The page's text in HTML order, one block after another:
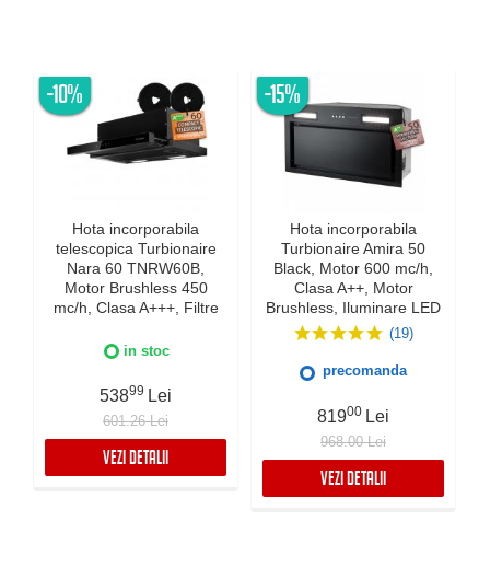
-10%
Hota incorporabila
telescopica Turbionaire
Nara 60 TNRW60B,
Motor Brushless 450
mc/h, Clasa A+++, Filtre
Control, Iluminare LED, 3
Negru
in stoc
53899 Lei
601.26 Lei
VEZI DETALII
-15%
Hota incorporabila
Turbionaire Amira 50
Black, Motor 600 mc/h,
Clasa A++, Motor
Brushless, Iluminare LED
4000K, Aspiratie
perimetrala, 3 viteze +
Boost, Control electronic,
Filtru Inox si Aluminiu in 5
straturi, Silentioasa
(19)
precomanda
81900 Lei
968.00 Lei
VEZI DETALII